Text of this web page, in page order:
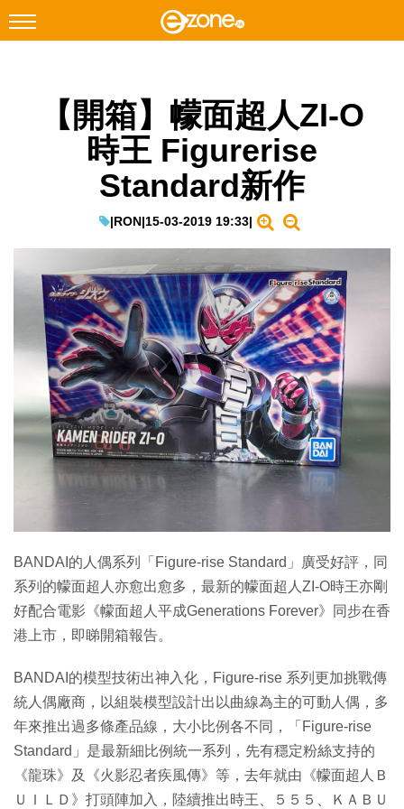
Facebook Instagram
教學評測
EduTech
IT Times
生成式AI與雲端應用
Enterprise Digital Transformation
特集
【開箱】幪面超人ZI-O
時王 Figurerise
Standard新作
|RON|15-03-2019 19:33|
BANDAI的人偶系列「Figure-rise Standard」廣受好評，同
系列的幪面超人亦愈出愈多，最新的幪面超人ZI-O時王亦剛
好配合電影《幪面超人平成Generations Forever》同步在香
港上市，即睇開箱報告。
BANDAI的模型技術出神入化，Figure-rise 系列更加挑戰傳
統人偶廠商，以組裝模型設計出以曲線為主的可動人偶，多
年來推出過多條產品線，大小比例各不同，「Figure-rise
Standard」是最新細比例統一系列，先有穩定粉絲支持的
《龍珠》及《火影忍者疾風傳》等，去年就由《幪面超人Ｂ
ＵＩＬＤ》打頭陣加入，陸續推出時王、５５５、ＫＡＢＵ